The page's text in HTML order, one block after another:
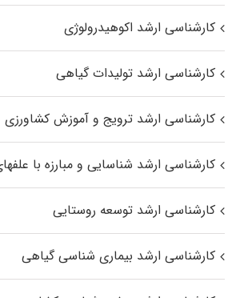
کارشناسی ارشد اکوهیدرولوژی
کارشناسی ارشد تولیدات گیاهی
کارشناسی ارشد ترویج و آموزش کشاورزی
کارشناسی ارشد شناسایی و مبارزه با
کارشناسی ارشد توسعه روستایی
کارشناسی ارشد بیماری‌ شناسی گیاهی